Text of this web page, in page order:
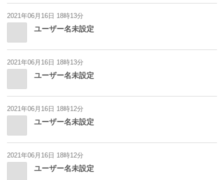
2021年06月16日 18時13分
ユーザー名未設定
2021年06月16日 18時13分
ユーザー名未設定
2021年06月16日 18時12分
ユーザー名未設定
2021年06月16日 18時12分
ユーザー名未設定